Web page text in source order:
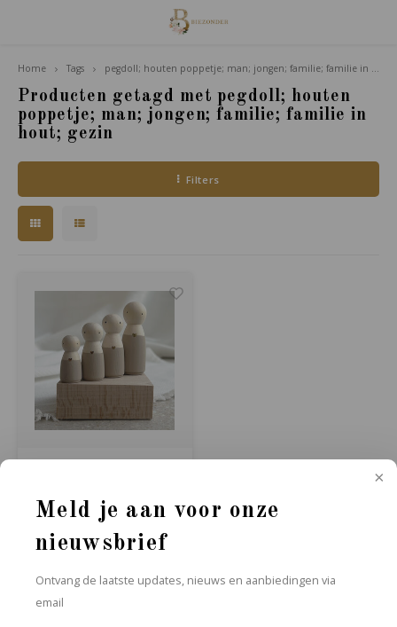
Meld je aan voor onze
nieuwsbrief
Ontvang de laatste updates, nieuws en aanbiedingen via
email
Hoofdmenu / familie van houdt
Familie van Houdt
Accessoires
Giftsets
Home Tags pegdoll; houten poppetje; man; jongen; familie; familie in hout; gezin
Producten getagd met pegdoll; houten
poppetje; man; jongen; familie; familie in
hout; gezin
Filters
poppetje jongen in de kleur
taupe
€3,50